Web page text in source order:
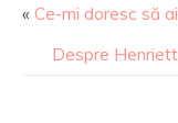
« Ce-mi doresc să
Despre